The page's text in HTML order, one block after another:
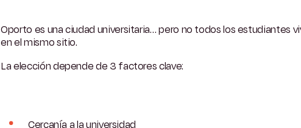
Oporto es una ciudad universitaria… pero no todos los estudiantes
en el mismo sitio.
La elección depende de 3 factores clave:
Cercanía a la universidad